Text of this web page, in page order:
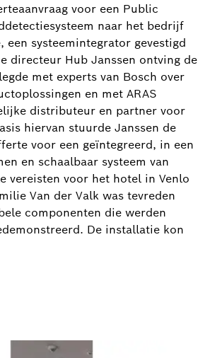
voor een Public
naar het bedrijf
een systeemintegrator gevestigd
directeur Hub Janssen ontving de
met experts van Bosch over
en met ARAS
distributeur en partner voor
hiervan stuurde Janssen de
voor een geïntegreerd, in een
en schaalbaar systeem van
vereisten voor het hotel in Venlo
Van der Valk was tevreden
componenten die werden
De installatie kon